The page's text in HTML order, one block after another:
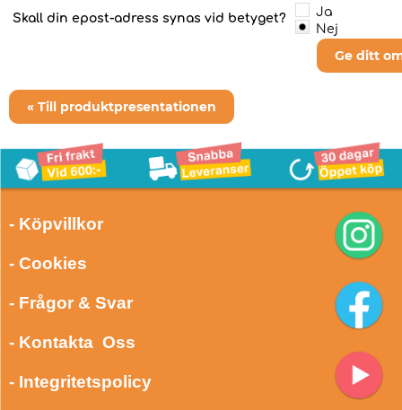
Skall din epost-adress synas vid betyget?
Ja
Nej
Ge ditt
« Till produktpresentationen
- Köpvillkor
- Cookies
- Frågor & Svar
- Kontakta Oss
- Integritetspolicy